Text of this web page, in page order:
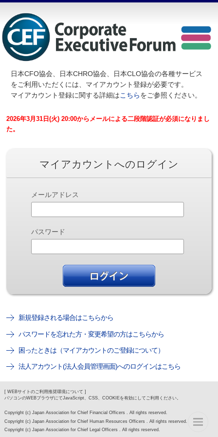
日本CFO協会、日本CHRO協会、日本CLO協会の各種サービス
をご利用いただくには、マイアカウント登録が必要です。
マイアカウント登録に関する詳細はこちらをご参照ください。
2026年3月31日(火) 20:00からメールによる二段階認証が必須になりまし
た。
マイアカウントへのログイン
メールアドレス
パスワード
新規登録される場合はこちらから
パスワードを忘れた方・変更希望の方はこちらから
困ったときは（マイアカウントのご登録について）
法人アカウント(法人会員管理画面)へのログインはこちら
[ WEBサイトのご利用推奨環境について ]
パソコンのWEBブラウザにてJavaScript、CSS、COOKIEを有効にしてご利用ください。
Copyright (c) Japan Association for Chief Financial Officers . All rights reserved.
Copyright (c) Japan Association for Chief Human Resources Officers . All rights reserved.
Copyright (c) Japan Association for Chief Legal Officers . All rights reserved.